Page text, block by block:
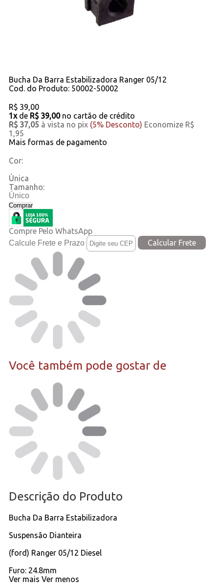
Bucha Da Barra Estabilizadora Ranger 05/12
Cod. do Produto: 50002-50002
R$ 39,00
1xde R$ 39,00 no cartão de crédito
R$ 37,05 à vista no pix (5% Desconto) Economize R$
1,95
Mais formas de pagamento
Cor:
Única
Tamanho:
Único
Comprar
Compre Pelo WhatsApp
Calcule Frete e Prazo
Você também pode gostar de
Descrição do Produto
Bucha Da Barra Estabilizadora
Suspensão Dianteira
(ford) Ranger 05/12 Diesel
Furo: 24.8mm
Ver mais Ver menos